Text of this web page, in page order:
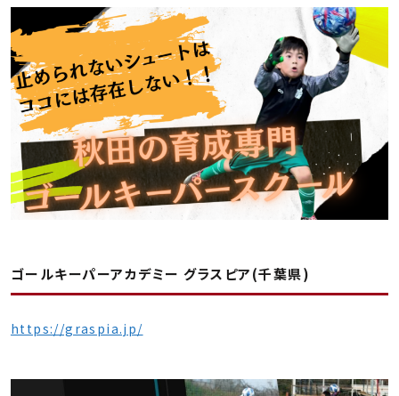
ゴールキーパーアカデミー グラスピア(千葉県)
https://graspia.jp/